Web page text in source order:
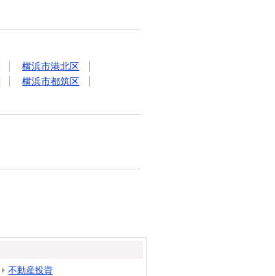
横浜市港北区
横浜市都筑区
不動産投資